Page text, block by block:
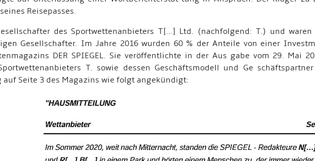
Reisepasses.
des Sportwettenanbieters T[…] Ltd. (nachfolgend: T.) und
Gesellschafter. Im Jahre 2016 wurden 60 % der Anteile von einer
DER SPIEGEL. Sie veröffentlichte in der Aus gabe vom 29. Mai
T. sowie dessen Geschäftsmodell und Ge
Seite 3 des Magazins wie folgt angekündigt: